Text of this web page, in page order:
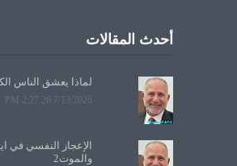
أحدث المقالات
لماذا يعشق الناس
7/13/2026 2:27:26 PM
الإعجاز النفسي في
والموت2